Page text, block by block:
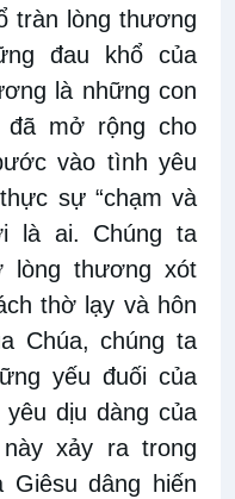
tràn lòng thương
đau khổ của
là những con
đã mở rộng cho
vào tình yêu
sự “chạm và
là ai. Chúng ta
lòng thương xót
thờ lạy và hôn
Chúa, chúng ta
yếu đuối của
dịu dàng của
xảy ra trong
Giêsu dâng hiến